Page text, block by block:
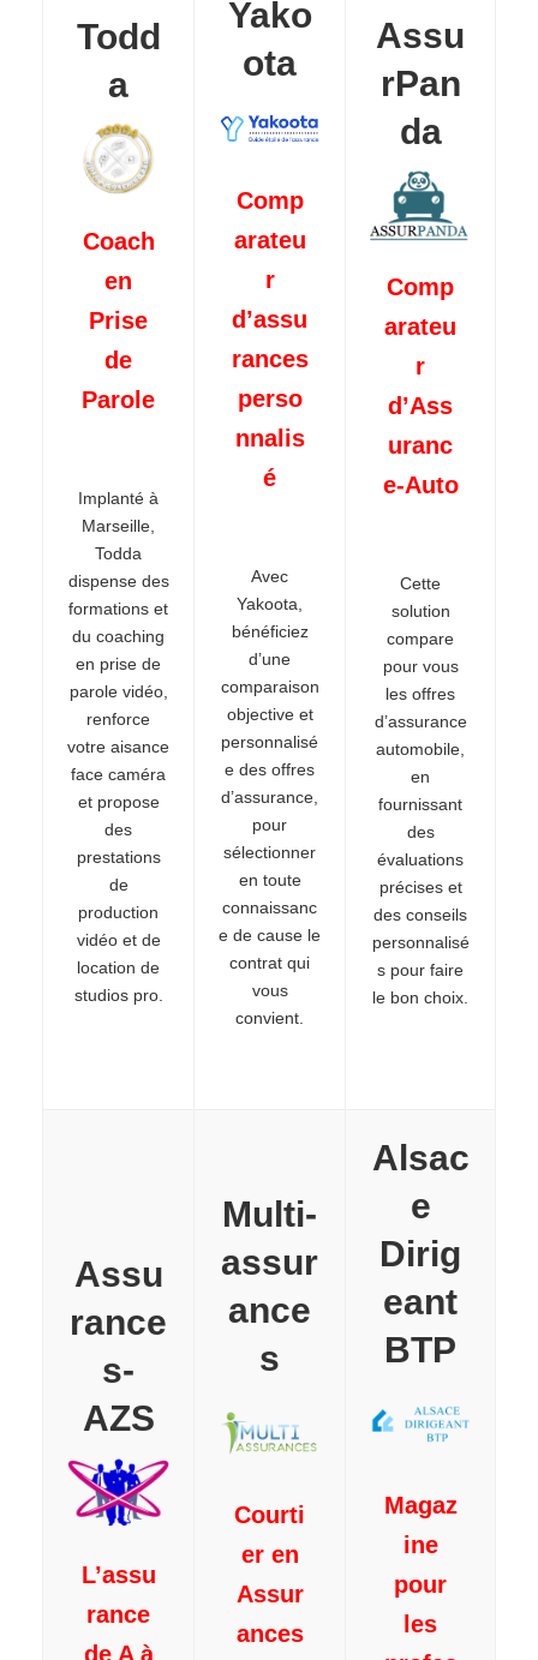
Todd
a
Coach
en
Prise
de
Parole
Implanté à
Marseille,
Todda
dispense des
formations et
du coaching
en prise de
parole vidéo,
renforce
votre aisance
face caméra
et propose
des
prestations
de
production
vidéo et de
location de
studios pro.
Yako
ota
Comp
arateu
r
d’assu
rances
perso
nnalis
é
Avec
Yakoota,
bénéficiez
d’une
comparaison
objective et
personnalisé
e des offres
d’assurance,
pour
sélectionner
en toute
connaissanc
e de cause le
contrat qui
vous
convient.
Assu
rPan
da
Comp
arateu
r
d’Ass
uranc
e-Auto
Cette
solution
compare
pour vous
les offres
d’assurance
automobile,
en
fournissant
des
évaluations
précises et
des conseils
personnalisé
s pour faire
le bon choix.
Assu
rance
s-
AZS
L’assu
rance
de A à
Multi-
assur
ance
s
Courti
er en
Assur
ances
Alsac
e
Dirig
eant
BTP
Magaz
ine
pour
les